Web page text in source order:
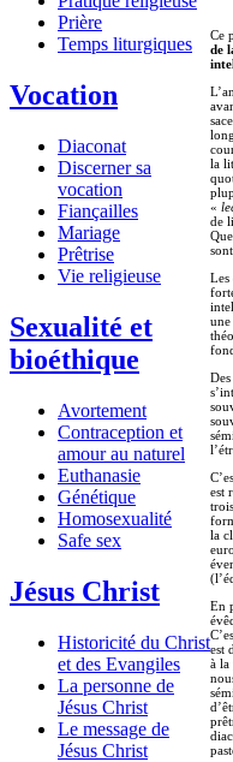
Prière
Temps liturgiques
Vocation
Diaconat
Discerner sa
vocation
Fiançailles
Mariage
Prêtrise
Vie religieuse
Sexualité et
bioéthique
Avortement
Contraception et
amour au naturel
Euthanasie
Génétique
Homosexualité
Safe sex
Jésus Christ
Historicité du Christ
et des Evangiles
La personne de
Jésus Christ
Le message de
Jésus Christ
Ce
de
la
«
de
Les
est
la
En
est
à la